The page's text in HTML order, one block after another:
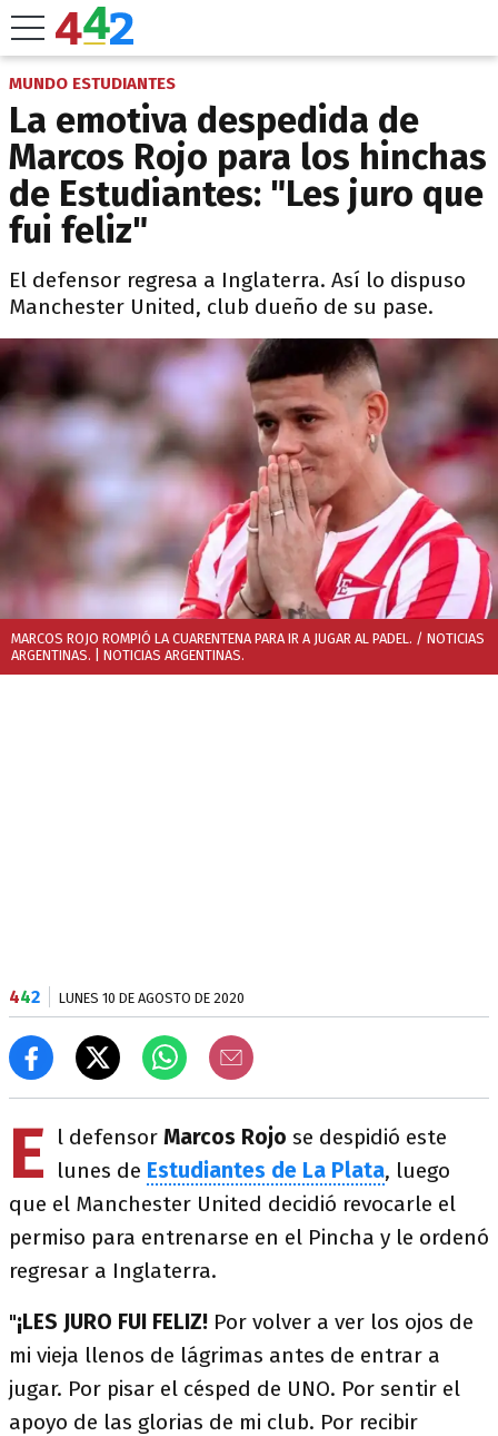
MUNDO ESTUDIANTES
La emotiva despedida de
Marcos Rojo para los hinchas
de Estudiantes: "Les juro que
fui feliz"
El defensor regresa a Inglaterra. Así lo dispuso
Manchester United, club dueño de su pase.
MARCOS ROJO ROMPIÓ LA CUARENTENA PARA IR A JUGAR AL PADEL. / NOTICIAS
ARGENTINAS. | NOTICIAS ARGENTINAS.
442 LUNES 10 DE AGOSTO DE 2020
E l defensor Marcos Rojo se despidió este
lunes de Estudiantes de La Plata, luego
que el Manchester United decidió revocarle el
permiso para entrenarse en el Pincha y le ordenó
regresar a Inglaterra.
"¡LES JURO FUI FELIZ! Por volver a ver los ojos de
mi vieja llenos de lágrimas antes de entrar a
jugar. Por pisar el césped de UNO. Por sentir el
apoyo de las glorias de mi club. Por recibir